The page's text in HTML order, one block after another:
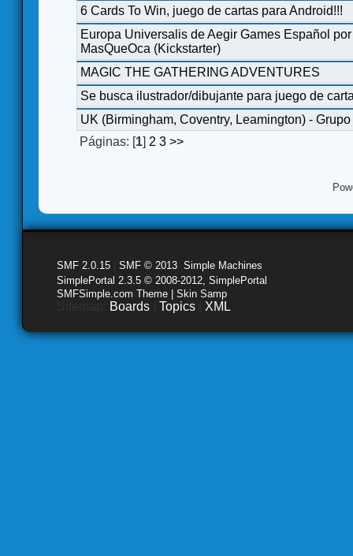
6 Cards To Win, juego de cartas para Android!!!
Europa Universalis de Aegir Games Español
MasQueOca (Kickstarter)
MAGIC THE GATHERING ADVENTURES
Se busca ilustrador/dibujante para juego de
UK (Birmingham, Coventry, Leamington) -
Páginas: [1] 2 3 >>
SMF 2.0.15 SMF © 2013 Simple Machines
SimplePortal 2.3.5 © 2008-2012, SimplePortal
SMFSimple.com Theme | Skin Samp
Boards Topics XML